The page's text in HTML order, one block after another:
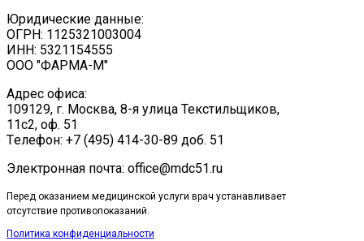
Юридические данные:
ОГРН: 1125321003004
ИНН: 5321154555
ООО "ФАРМА-М"
Адрес офиса:
109129, г. Москва, ​8-я улица Текстильщиков,
11с2, оф. 51
Tелефон: +7 (495) 414-30-89 доб. 51
Электронная почта: office@mdc51.ru
Перед оказанием медицинской услуги врач устанавливает
отсутствие противопоказаний.
Политика конфиденциальности